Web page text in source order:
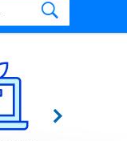
다음